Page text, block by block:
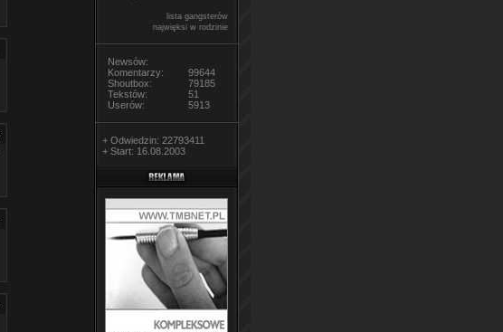
lista gangsterów
najwięksi w rodzinie
Newsów:
Komentarzy:
99644
Shoutbox:
79185
Tekstów:
51
Userów:
5913
+ Odwiedzin: 22793411
+ Start: 16.08.2003